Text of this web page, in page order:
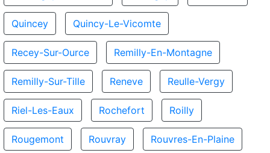
Quincey Quincy-Le-Vicomte
Recey-Sur-Ource Remilly-En-Montagne
Remilly-Sur-Tille Reneve Reulle-Vergy
Riel-Les-Eaux Rochefort Roilly
Rougemont Rouvray Rouvres-En-Plaine